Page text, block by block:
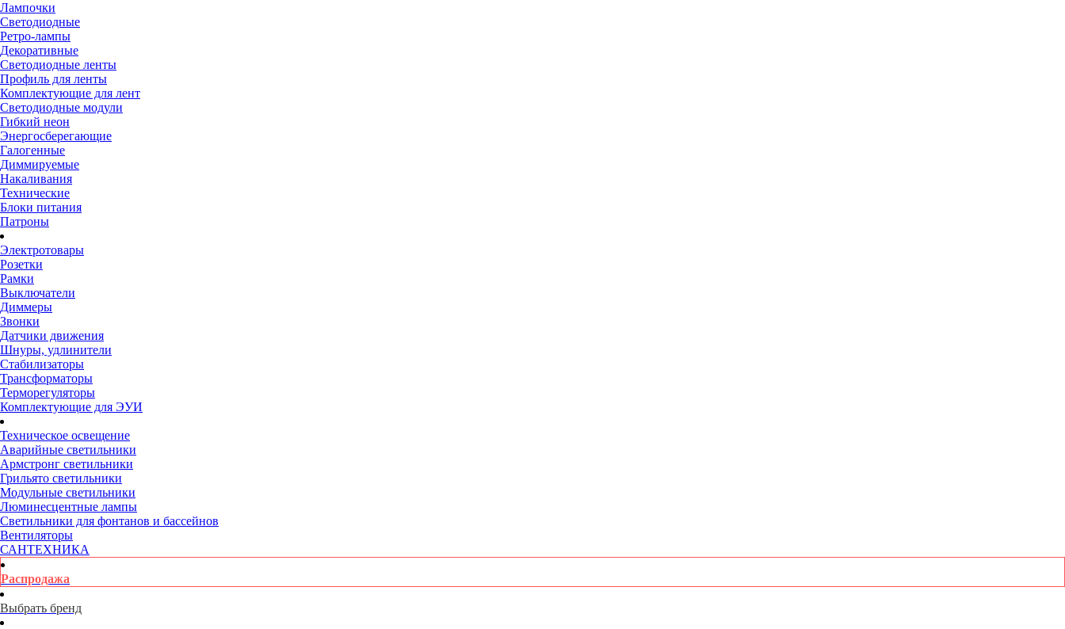
Лампочки
Светодиодные
Ретро-лампы
Декоративные
Светодиодные ленты
Профиль для ленты
Комплектующие для лент
Светодиодные модули
Гибкий неон
Энергосберегающие
Галогенные
Диммируемые
Накаливания
Технические
Блоки питания
Патроны
Электротовары
Розетки
Рамки
Выключатели
Диммеры
Звонки
Датчики движения
Шнуры, удлинители
Стабилизаторы
Трансформаторы
Терморегуляторы
Комплектующие для ЭУИ
Техническое освещение
Аварийные светильники
Армстронг светильники
Грильято светильники
Модульные светильники
Люминесцентные лампы
Светильники для фонтанов и бассейнов
Вентиляторы
САНТЕХНИКА
Распродажа
Выбрать бренд